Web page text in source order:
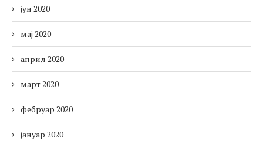
јун 2020
мај 2020
април 2020
март 2020
фебруар 2020
јануар 2020